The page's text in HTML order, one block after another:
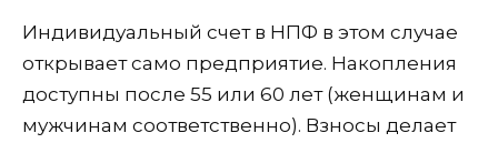
Индивидуальный счет в НПФ в этом случае
открывает само предприятие. Накопления
доступны после 55 или 60 лет (женщинам и
мужчинам соответственно). Взносы делает